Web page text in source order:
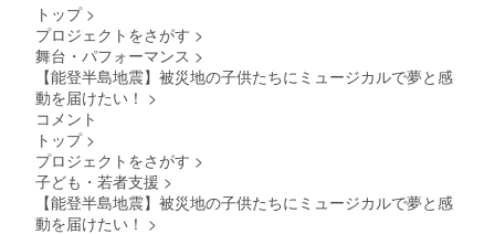
トップ >
プロジェクトをさがす >
舞台・パフォーマンス >
【能登半島地震】被災地の子供たちにミュージカルで夢と感
動を届けたい！ >
コメント
トップ >
プロジェクトをさがす >
子ども・若者支援 >
【能登半島地震】被災地の子供たちにミュージカルで夢と感
動を届けたい！ >